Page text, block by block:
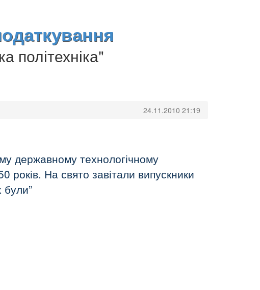
політехніка"
24.11.2010 21:19
державному технологічному
років. На свято завітали випускники
були